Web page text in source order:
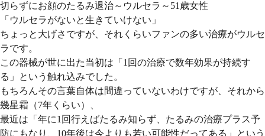
切らずにお顔のたるみ退治～ウルセラ～51歳女性
「ウルセラがないと生きていけない」
ちょっと大げさですが、それくらいファンの多い治療がウルセ
ラです。
この器械が世に出た当初は 「1回の治療で数年効果が持続す
る」
という触れ込みでした。
もちろんその言葉自体は間違っていないわけですが、それから
幾星霜（7年くらい）、
最近は 「年に1回行えばたるみ知らず、たるみの治療プラス予
防にもなり、10年後は今よりも若い可能性だってある」
という